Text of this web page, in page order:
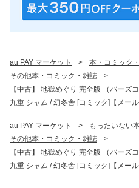
au PAY マーケット > 本・コミック
その他本・コミック・雑誌
>
【中古】 地獄めぐり 完全版 （バーズ
九重 シャム / 幻冬舎 [コミック]【メール
au PAY マーケット > もったいない
その他本・コミック・雑誌
>
【中古】 地獄めぐり 完全版 （バーズ
九重 シャム / 幻冬舎 [コミック]【メール